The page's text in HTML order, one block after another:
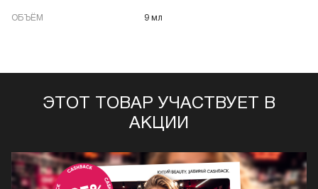
ОБЪЁМ 9 мл
ЭТОТ ТОВАР УЧАСТВУЕТ В
АКЦИИ